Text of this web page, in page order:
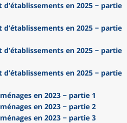
d’établissements en 2025 − partie
d’établissements en 2025 − partie
d’établissements en 2025 − partie
d’établissements en 2025 − partie
en 2023 − partie 1
en 2023 − partie 2
en 2023 − partie 3